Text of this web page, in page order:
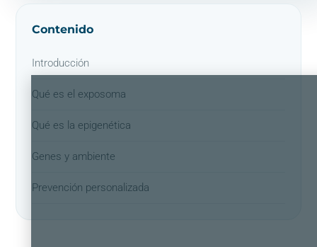
Contenido
Introducción
Qué es el exposoma
Qué es la epigenética
Genes y ambiente
Prevención personalizada